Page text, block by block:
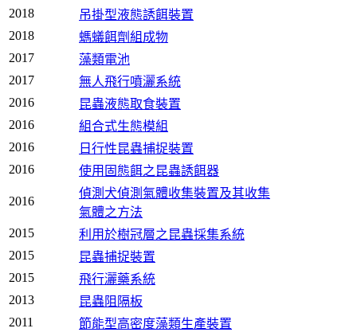
2018
吊掛型液態誘餌裝置
2018
螞蟻餌劑組成物
2017
藻類電池
2017
無人飛行噴灑系統
2016
昆蟲液態取食裝置
2016
組合式生態模組
2016
日行性昆蟲捕捉裝置
2016
使用固態餌之昆蟲誘餌器
2016
偵測犬偵測氣體收集裝置及其收集
氣體之方法
2015
利用於樹冠層之昆蟲採集系統
2015
昆蟲捕捉裝置
2015
飛行灑藥系統
2013
昆蟲阻隔板
2011
節能型高密度藻類生產裝置